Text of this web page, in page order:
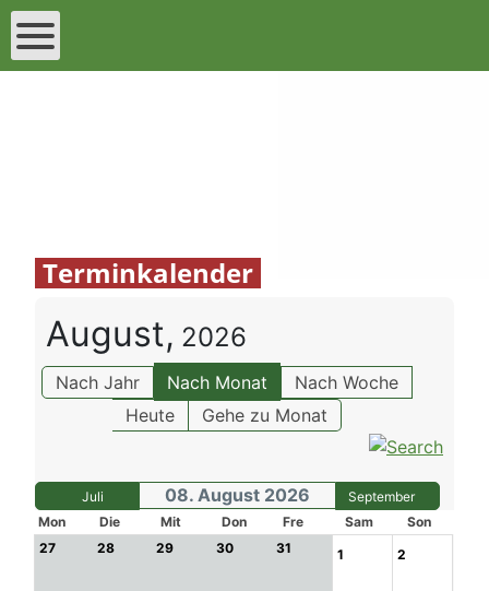
Terminkalender
August, 2026
Nach Jahr Nach Monat
Nach Woche
Heute
Gehe zu Monat
Juli 08. August 2026
September
Mon
Die Mit Don Fre Sam
Son
27
28 29 30 31 1 2